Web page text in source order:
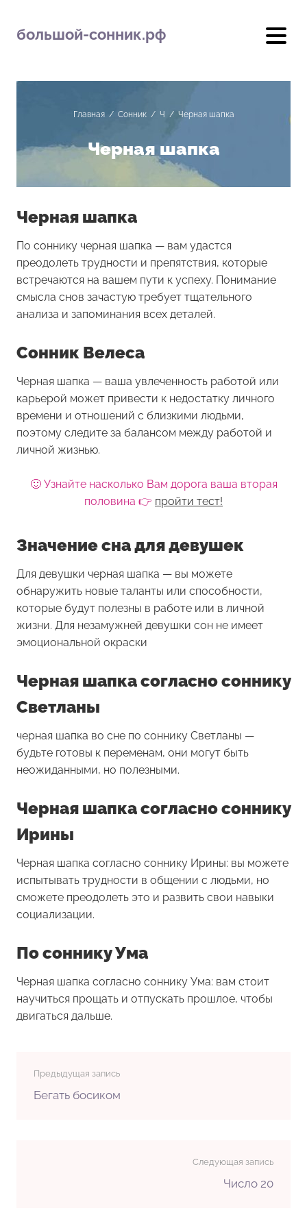
большой-сонник.рф
Главная/ Сонник/ Ч / Черная шапка
Черная шапка
Черная шапка
По соннику черная шапка — вам удастся
преодолеть трудности и препятствия, которые
встречаются на вашем пути к успеху. Понимание
смысла снов зачастую требует тщательного
анализа и запоминания всех деталей.
Сонник Велеса
Черная шапка — ваша увлеченность работой или
карьерой может привести к недостатку личного
времени и отношений с близкими людьми,
поэтому следите за балансом между работой и
личной жизнью.
🙂 Узнайте насколько Вам дорога ваша вторая
половина 👉 пройти тест!
Значение сна для девушек
Для девушки черная шапка — вы можете
обнаружить новые таланты или способности,
которые будут полезны в работе или в личной
жизни. Для незамужней девушки сон не имеет
эмоциональной окраски
Черная шапка согласно соннику
Светланы
черная шапка во сне по соннику Светланы —
будьте готовы к переменам, они могут быть
неожиданными, но полезными.
Черная шапка согласно соннику
Ирины
Черная шапка согласно соннику Ирины: вы можете
испытывать трудности в общении с людьми, но
сможете преодолеть это и развить свои навыки
социализации.
По соннику Ума
Черная шапка согласно соннику Ума: вам стоит
научиться прощать и отпускать прошлое, чтобы
двигаться дальше.
Предыдущая запись
Бегать босиком
Следующая запись
Число 20